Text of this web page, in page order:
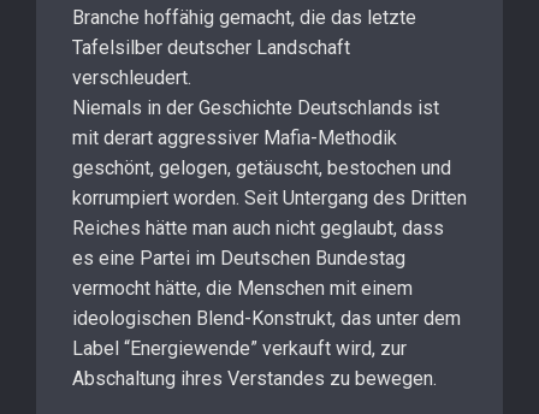
Branche hoffähig gemacht, die das letzte
Tafelsilber deutscher Landschaft
verschleudert.
Niemals in der Geschichte Deutschlands ist
mit derart aggressiver Mafia-Methodik
geschönt, gelogen, getäuscht, bestochen und
korrumpiert worden. Seit Untergang des Dritten
Reiches hätte man auch nicht geglaubt, dass
es eine Partei im Deutschen Bundestag
vermocht hätte, die Menschen mit einem
ideologischen Blend-Konstrukt, das unter dem
Label “Energiewende” verkauft wird, zur
Abschaltung ihres Verstandes zu bewegen.